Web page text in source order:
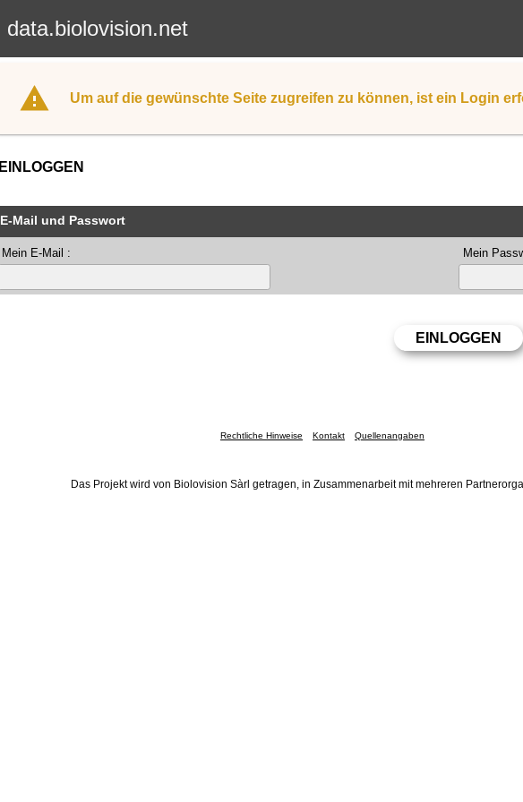
data.biolovision.net
Um auf die gewünschte Seite zugreifen zu können, ist ein Login
EINLOGGEN
E-Mail und Passwort
Mein E-Mail : Mein
Rechtliche Hinweise Kontakt Quellenangaben
Das Projekt wird von Biolovision Sàrl getragen, in Zusammenarbeit mit mehreren